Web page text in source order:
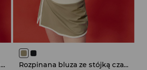
Rozpinana bluza ze stójką czarna ULTRAFLEX czarna
Rozpinana bluza ze stójką czarna ULTRAFLEX oliwkowa